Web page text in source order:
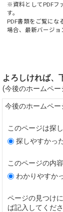
※資料としてPDFフ
す。
PDF書類をご覧にな
場合、最新バージョ